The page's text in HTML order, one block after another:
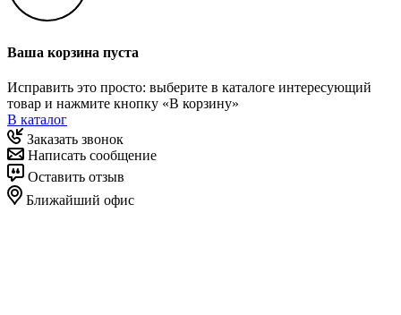
Ваша корзина пуста
Исправить это просто: выберите в каталоге интересующий
товар и нажмите кнопку «В корзину»
В каталог
Заказать звонок
Написать сообщение
Оставить отзыв
Ближайший офис